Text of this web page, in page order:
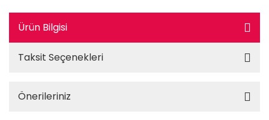
Ürün Bilgisi
Taksit Seçenekleri
Önerileriniz